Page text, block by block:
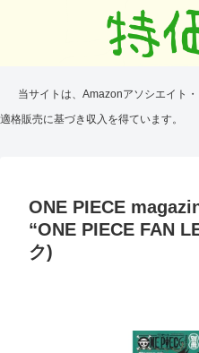
当サイトは、Amazonアソシエイト
適格販売に基づき収入を得ています。
ONE PIECE
“ONE PIECE FAN
ク)